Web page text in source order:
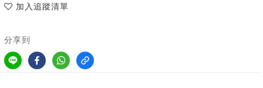
加入追蹤清單
分享到